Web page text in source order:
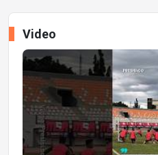
Video